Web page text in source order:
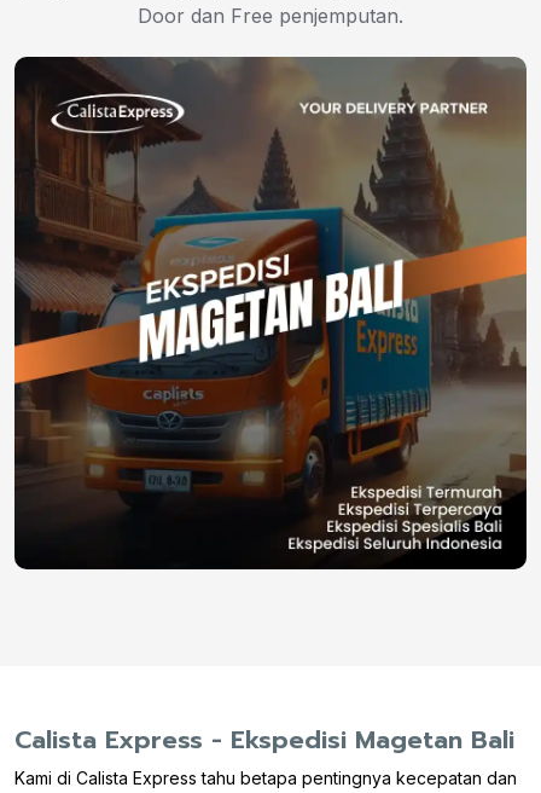
Door dan Free penjemputan.
Calista Express - Ekspedisi Magetan Bali
Kami di Calista Express tahu betapa pentingnya kecepatan dan